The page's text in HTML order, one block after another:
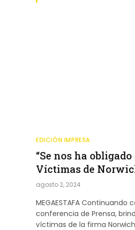
EDICIÓN IMPRESA
“Se nos ha
Víctimas de
agosto 2, 2024
MEGAESTAFA Continuando
conferencia de Prensa,
víctimas de la firma Norwich